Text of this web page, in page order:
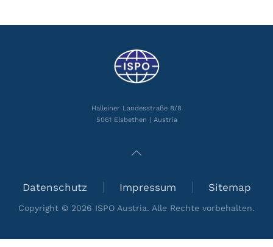
Halleiner Landesstraße 8/8
5061 Elsbethen | Austria
Datenschutz Impressum Sitemap
Copyright © 2026 ISPO Austria. Alle Rechte vorbehalten.